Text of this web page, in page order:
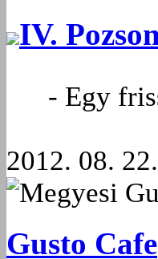
IV.
- Egy
2012. 08. 22.
Megyesi
Gusto Cafe